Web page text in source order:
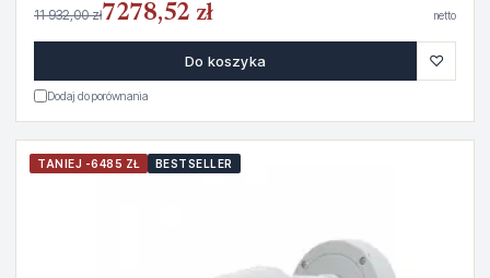
11 932,00 zł7278,52 zł netto
Do koszyka ♡
Dodaj do porównania
TANIEJ -6485 ZŁ BESTSELLER